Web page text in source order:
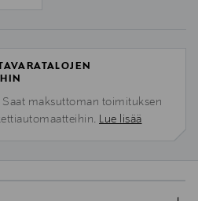
maksuttoman toimituksen
Lue lisää